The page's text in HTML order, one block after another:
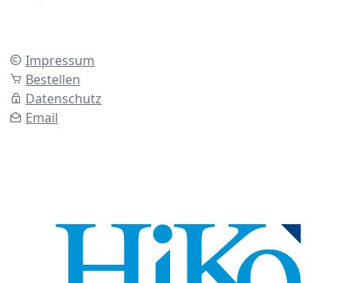
Impressum
Bestellen
Datenschutz
Email